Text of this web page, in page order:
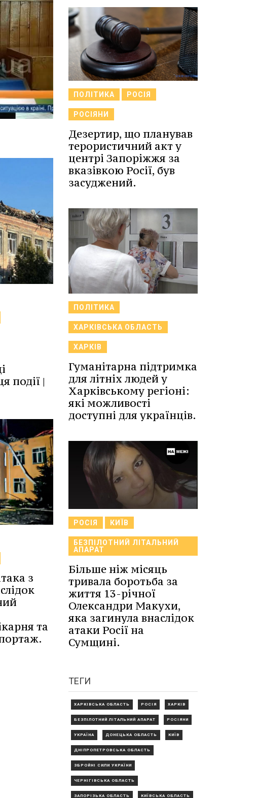
події |
з
та
ПОЛІТИКА РОСІЯ
РОСІЯНИ
Дезертир, що планував
терористичний акт у
центрі Запоріжжя за
вказівкою Росії, був
засуджений.
ПОЛІТИКА
ХАРКІВСЬКА ОБЛАСТЬ
ХАРКІВ
Гуманітарна підтримка
для літніх людей у
Харківському регіоні:
які можливості
доступні для українців.
РОСІЯ КИЇВ
БЕЗПІЛОТНИЙ ЛІТАЛЬНИЙ
АПАРАТ
Більше ніж місяць
тривала боротьба за
життя 13-річної
Олександри Макухи,
яка загинула внаслідок
атаки Росії на
Сумщині.
ТЕГИ
ХАРКІВСЬКА ОБЛАСТЬ РОСІЯ ХАРКІВ
БЕЗПІЛОТНИЙ ЛІТАЛЬНИЙ АПАРАТ РОСІЯНИ
УКРАЇНА ДОНЕЦЬКА ОБЛАСТЬ КИЇВ
ДНІПРОПЕТРОВСЬКА ОБЛАСТЬ
ЗБРОЙНІ СИЛИ УКРАЇНИ
ЧЕРНІГІВСЬКА ОБЛАСТЬ
ЗАПОРІЗЬКА ОБЛАСТЬ КИЇВСЬКА ОБЛАСТЬ